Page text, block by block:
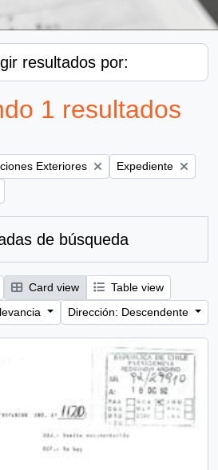
resultados por:
1 resultados
Exteriores Remove filter:
Expediente
de búsqueda
Card view
Table view
Dirección: Descendente